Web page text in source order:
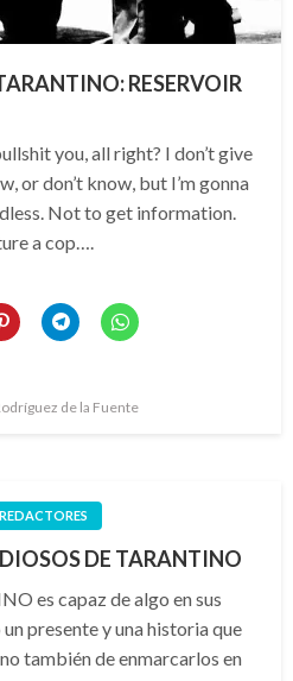
RESERVOIR
you, all right? I don’t give
or don’t know, but I’m gonna
Not to get information.
a cop….
de la Fuente
REDACTORES
DE TARANTINO
es capaz de algo en sus
presente y una historia que
también de enmarcarlos en